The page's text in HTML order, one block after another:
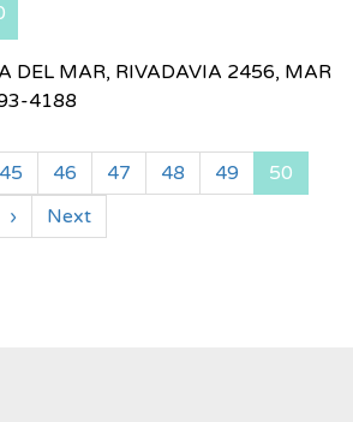
DEL MAR, RIVADAVIA 2456, MAR
4188
45 46 47 48 49
50
› Next